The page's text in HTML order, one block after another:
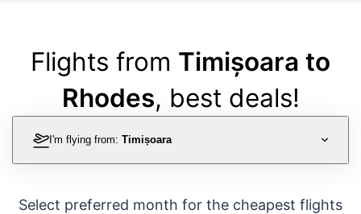
Flights from Timișoara to
Rhodes, best deals!
I'm flying from: Timișoara
Select preferred month for the cheapest flights